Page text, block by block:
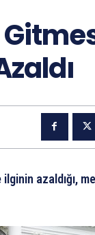
azaldığı,